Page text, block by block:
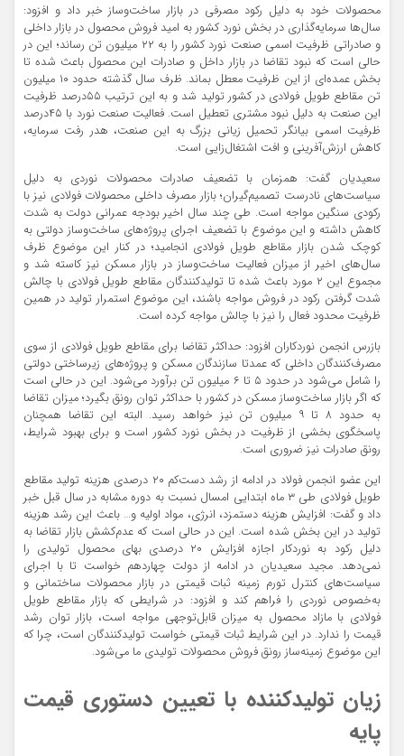
محصولات خود به دلیل رکود مصرفی در بازار ساخت‌‌وساز خبر داد و افزود:
سال‌ها سرمایه‌گذاری در بخش نورد کشور به امید فروش محصول در بازار داخلی
و صادراتی ظرفیت اسمی صنعت نورد کشور را به ۲۲ میلیون تن رساند؛ این در
حالی است که نبود تقاضا در بازار داخل و صادرات این محصول باعث شده تا
بخش عمده‌‌ای از این ظرفیت معطل بماند. ظرف سال گذشته حدود ۱۰ میلیون
تن مقاطع طویل فولادی در کشور تولید شد و به این ترتیب ۵۵‌درصد ظرفیت
این صنعت به دلیل نبود مشتری تعطیل است. فعالیت صنعت نورد با ۴۵‌درصد
ظرفیت اسمی بیانگر تحمیل زیانی بزرگ به این صنعت، هدر رفت سرمایه،
کاهش ارزش‌‌آفرینی و افت اشتغال‌زایی است.
سعیدیان گفت: همزمان با تضعیف صادرات محصولات نوردی به دلیل
سیاست‌‌های نادرست تصمیم‌گیران؛ بازار مصرف داخلی محصولات فولادی نیز با
رکودی سنگین مواجه است. طی چند سال اخیر بودجه عمرانی دولت به شدت
کاهش داشته و این موضوع با تضعیف اجرای پروژه‌‌های ساخت‌‌وساز دولتی به
کوچک شدن بازار مقاطع طویل فولادی انجامید؛ در کنار این موضوع ظرف
سال‌های اخیر از میزان فعالیت ساخت‌‌وساز در بازار مسکن نیز کاسته شد و
مجموع این ۲ مورد باعث شده تا تولیدکنندگان مقاطع طویل فولادی با چالش
شدت گرفتن رکود در فروش مواجه باشند، این موضوع استمرار تولید در همین
ظرفیت محدود فعال را نیز با چالش مواجه کرده است.
بازرس انجمن نوردکاران افزود: حداکثر تقاضا برای مقاطع طویل فولادی از سوی
مصرف‌کنندگان داخلی که عمدتا سازندگان مسکن و پروژه‌‌های زیرساختی دولتی
را شامل می‌شود در حدود ۵ تا ۶ میلیون تن برآورد می‌شود. این در حالی است
که اگر بازار ساخت‌‌وساز مسکن در کشور با حداکثر توان رونق بگیرد؛ میزان تقاضا
به حدود ۸ تا ۹ میلیون تن نیز خواهد رسید. البته این تقاضا همچنان
پاسخگوی بخشی از ظرفیت در بخش نورد کشور است و برای بهبود شرایط،
رونق صادرات نیز ضروری است.
این عضو انجمن فولاد در ادامه از رشد دست‌‌کم ۲۰ درصدی هزینه تولید مقاطع
طویل فولادی طی ۳ ماه ابتدایی امسال نسبت به دوره مشابه در سال قبل خبر
داد و گفت: افزایش هزینه دستمزد، انرژی، مواد اولیه و… باعث این رشد هزینه
تولید در این بخش شده است. این در حالی است که عدم‌کشش بازار تقاضا به
دلیل رکود به نوردکار اجازه افزایش ۲۰ درصدی بهای محصول تولیدی را
نمی‌‌دهد. مجید سعیدیان در ادامه از دولت چهاردهم خواست تا با اجرای
سیاست‌‌های کنترل تورم زمینه ثبات قیمتی در بازار محصولات ساختمانی و
به‌خصوص نوردی را فراهم کند و افزود: در شرایطی که بازار مقاطع طویل
فولادی با مازاد محصول به میزان قابل‌توجهی مواجه است، بازار توان رشد
قیمت را ندارد. در این شرایط ثبات قیمتی خواست تولیدکنندگان است، چرا که
این موضوع زمینه‌‌ساز رونق فروش محصولات تولیدی ما می‌شود.
زیان تولیدکننده با تعیین دستوری قیمت
پایه